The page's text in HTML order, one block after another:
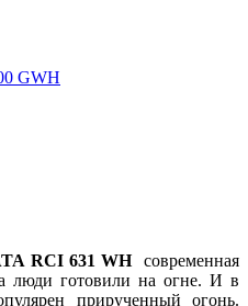
GWH
RCI 631 WH современная
люди готовили на огне. И в
прирученный огонь.